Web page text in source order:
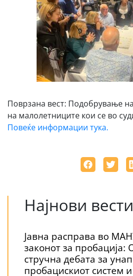
Поврзана вест: Подобрување
на малолетниците кои се во
Повеќе информации тука.
Најнови вести
Јавна расправа во
законот за пробација:
стручна дебата за
пробацискиот систем и